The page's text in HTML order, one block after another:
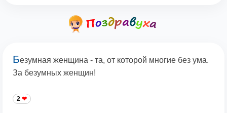
Безумная женщина - та, от которой многие без ума.
За безумных женщин!
2